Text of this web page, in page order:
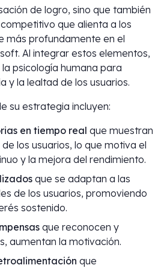
de logro, sino que también
que alienta a los
más profundamente en el
Al integrar estos elementos,
psicología humana para
y la lealtad de los usuarios.
su estrategia incluyen:
en tiempo real que muestran
los usuarios, lo que motiva el
y la mejora del rendimiento.
que se adaptan a las
de los usuarios, promoviendo
sostenido.
que reconocen y
aumentan la motivación.
que